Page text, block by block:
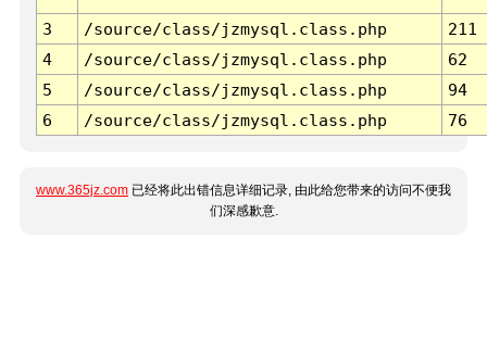
3 /source/class/jzmysql.class.php
211
4
/source/class/jzmysql.class.php
62
5
/source/class/jzmysql.class.php
94
6
/source/class/jzmysql.class.php 76
www.365jz.com 已经将此出错信息详细记录, 由此给您带来的访问不便我
们深感歉意.